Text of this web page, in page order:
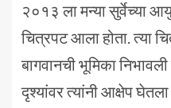
२०१३ ला मन्या सुर्वेच्या
चित्रपट आला होता. त्या
बागवानची भूमिका
दृश्यांवर त्यांनी आक्षेप